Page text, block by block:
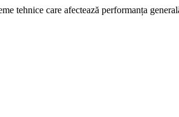
tehnice care afectează performanța